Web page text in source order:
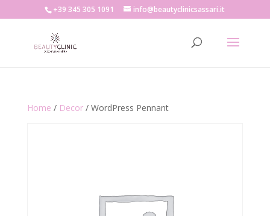
+39 345 305 1091 info@beautyclinicsassari.it
Home / Decor/ WordPress Pennant